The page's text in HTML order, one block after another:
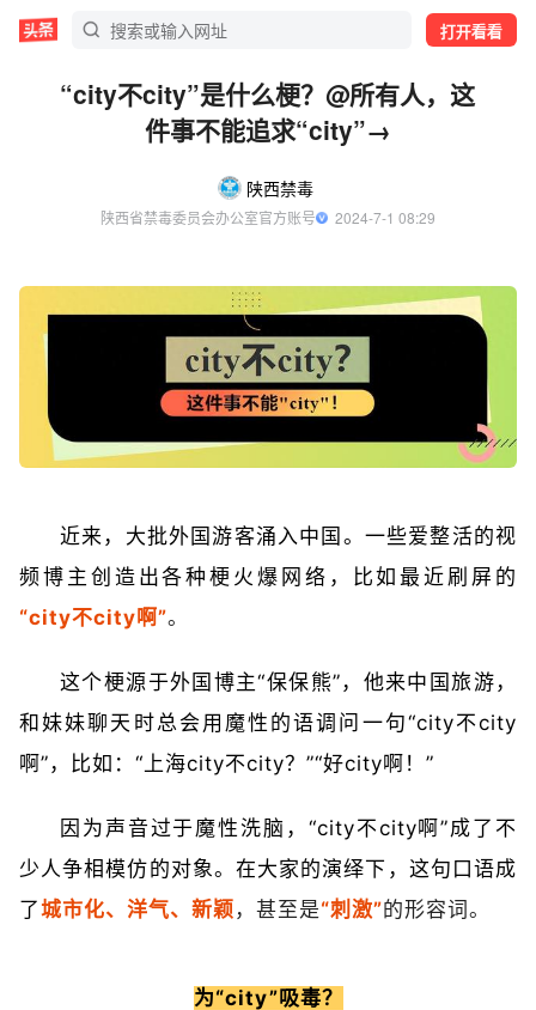
打开看看
“city不city”是什么梗？@所有人，这
件事不能追求“city”→
陕西禁毒
陕西省禁毒委员会办公室官方账号
  2024-7-1 08:29
近来，大批外国游客涌入中国。一些爱整活的视
频博主创造出各种梗火爆网络，比如最近刷屏的
“city不city啊”。
这个梗源于外国博主“保保熊”，他来中国旅游，
和妹妹聊天时总会用魔性的语调问一句“city不city
啊”，比如：“上海city不city？”“好city啊！”
因为声音过于魔性洗脑，“city不city啊”成了不
少人争相模仿的对象。在大家的演绎下，这句口语成
了城市化、洋气、新颖 ，甚至是“刺激”的形容词。
为“city”吸毒？